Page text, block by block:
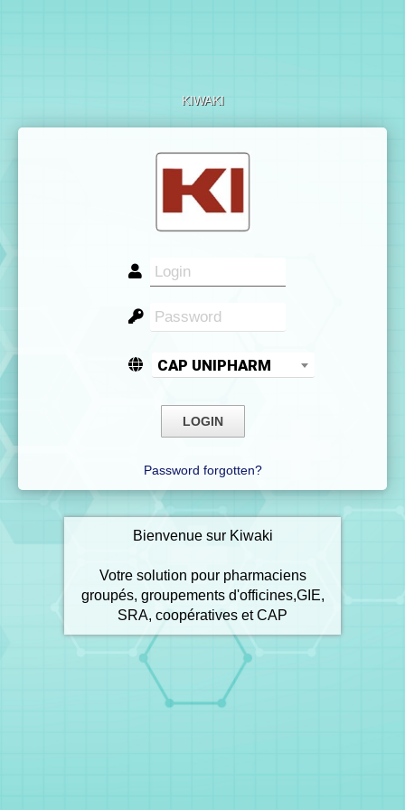
KIWAKI
CAP UNIPHARM
Password forgotten?
Bienvenue sur Kiwaki
Votre solution pour pharmaciens
groupés, groupements d'officines,GIE,
SRA, coopératives et CAP